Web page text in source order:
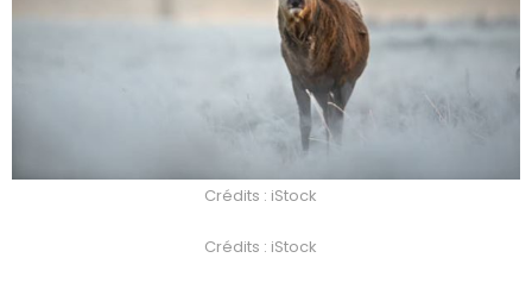
Crédits : iStock
Crédits : iStock